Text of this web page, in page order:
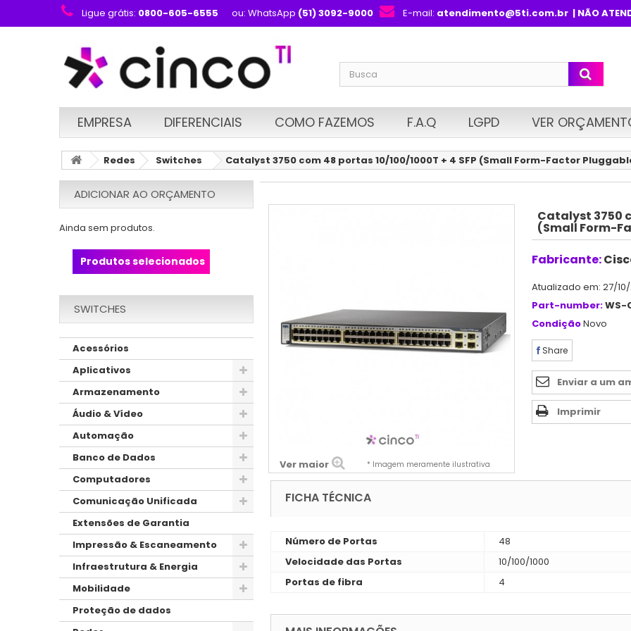
Ligue grátis: 0800-605-6555 ou: WhatsApp (51) 3092-9000 E-mail: atendimento@5ti.com.br| NÃO
EMPRESA DIFERENCIAIS COMO FAZEMOS F.A.Q LGPD VER
Redes Switches Catalyst 3750 com 48 portas 10/100/1000T + 4 SFP (Small Form-Factor
ADICIONAR AO ORÇAMENTO
Ainda sem produtos.
Produtos selecionados
SWITCHES
Acessórios
Aplicativos
Armazenamento
Áudio & Vídeo
Automação
Banco de Dados
Computadores
Comunicação Unificada
Extensões de Garantia
Impressão & Escaneamento
Infraestrutura & Energia
Mobilidade
Proteção de dados
Ver maior * Imagem meramente ilustrativa
Catalyst 3750
(Small Form-
Fabricante:
Atualizado em: 27/10/
Part-number:WS-
CondiçãoNovo
Share
Enviar a um
Imprimir
FICHA TÉCNICA
Número de Portas
48
Velocidade das Portas
10/100/1000
Portas de fibra
4